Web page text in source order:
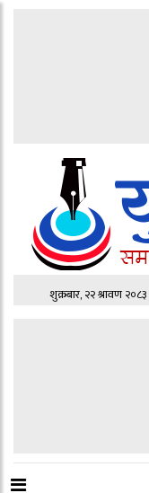
शुक्रबार, २२ श्रावण २०८३